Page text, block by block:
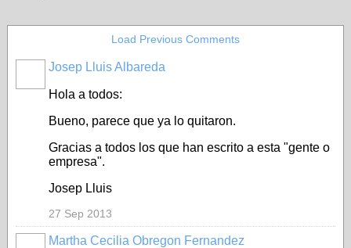
Load Previous Comments
Josep Lluis Albareda
Hola a todos:
Bueno, parece que ya lo quitaron.
Gracias a todos los que han escrito a esta "gente o
empresa".
Josep Lluis
27 Sep 2013
Martha Cecilia Obregon Fernandez